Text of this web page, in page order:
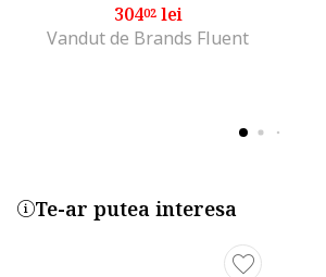
30402lei
Vandut de Brands Fluent
Te-ar putea interesa